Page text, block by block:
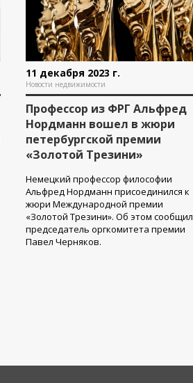
11 декабря 2023 г.
Новости недвижимости
Профессор из ФРГ Альфред
Нордманн вошел в жюри
петербургской премии
«Золотой Трезини»
Немецкий профессор философии
Альфред Нордманн присоединился к
жюри Международной премии
«Золотой Трезини». Об этом сообщил
председатель оргкомитета премии
Павел Черняков.